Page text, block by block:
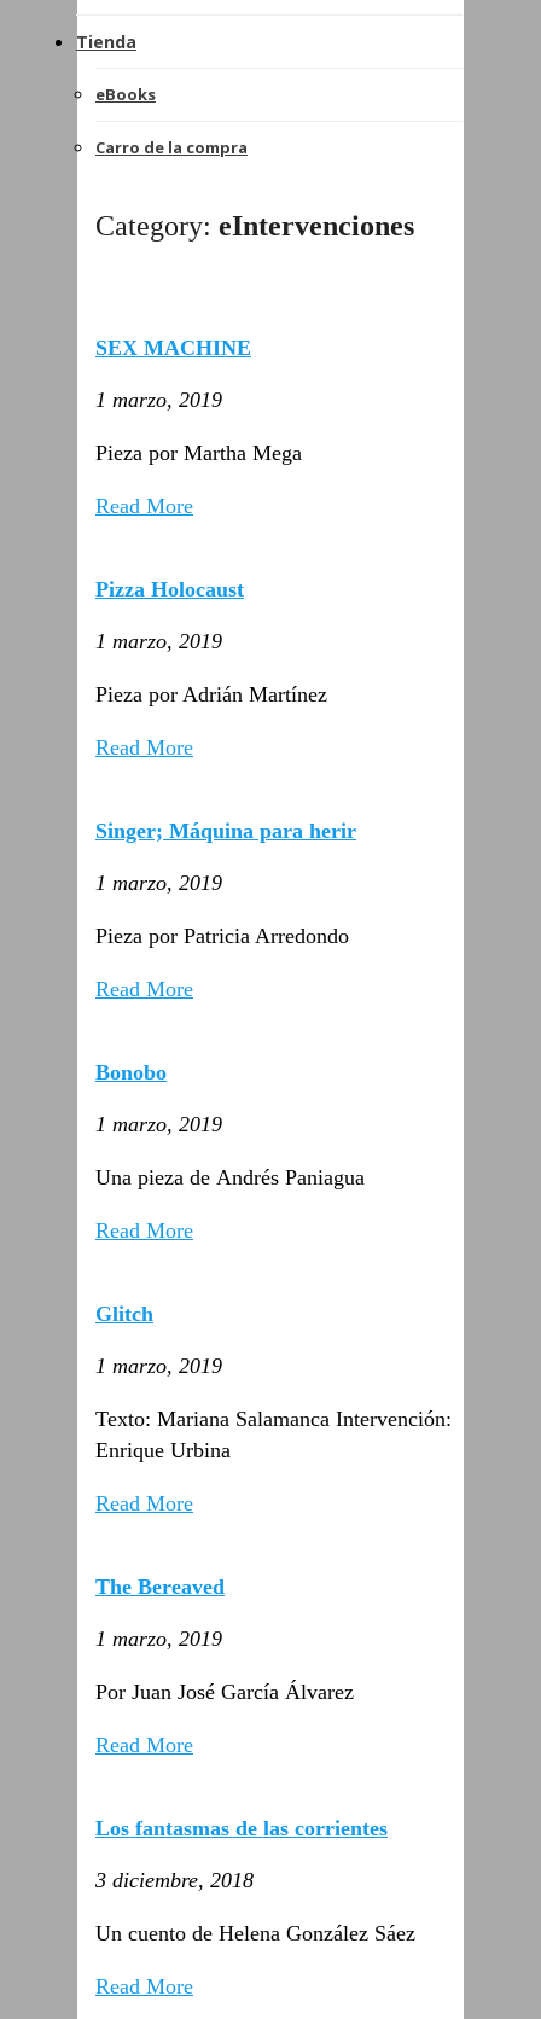
Tienda
eBooks
Carro de la compra
Category: eIntervenciones
SEX MACHINE
1 marzo, 2019
Pieza por Martha Mega
Read More
Pizza Holocaust
1 marzo, 2019
Pieza por Adrián Martínez
Read More
Singer; Máquina para herir
1 marzo, 2019
Pieza por Patricia Arredondo
Read More
Bonobo
1 marzo, 2019
Una pieza de Andrés Paniagua
Read More
Glitch
1 marzo, 2019
Texto: Mariana Salamanca Intervención:
Enrique Urbina
Read More
The Bereaved
1 marzo, 2019
Por Juan José García Álvarez
Read More
Los fantasmas de las corrientes
3 diciembre, 2018
Un cuento de Helena González Sáez
Read More